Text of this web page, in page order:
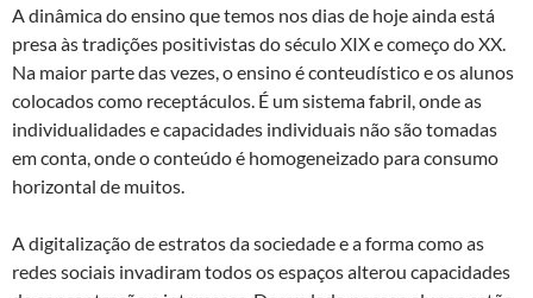
A dinâmica do ensino que temos nos dias de hoje ainda está
presa às tradições positivistas do século XIX e começo do XX.
Na maior parte das vezes, o ensino é conteudístico e os alunos
colocados como receptáculos. É um sistema fabril, onde as
individualidades e capacidades individuais não são tomadas
em conta, onde o conteúdo é homogeneizado para consumo
horizontal de muitos.
A digitalização de estratos da sociedade e a forma como as
redes sociais invadiram todos os espaços alterou capacidades